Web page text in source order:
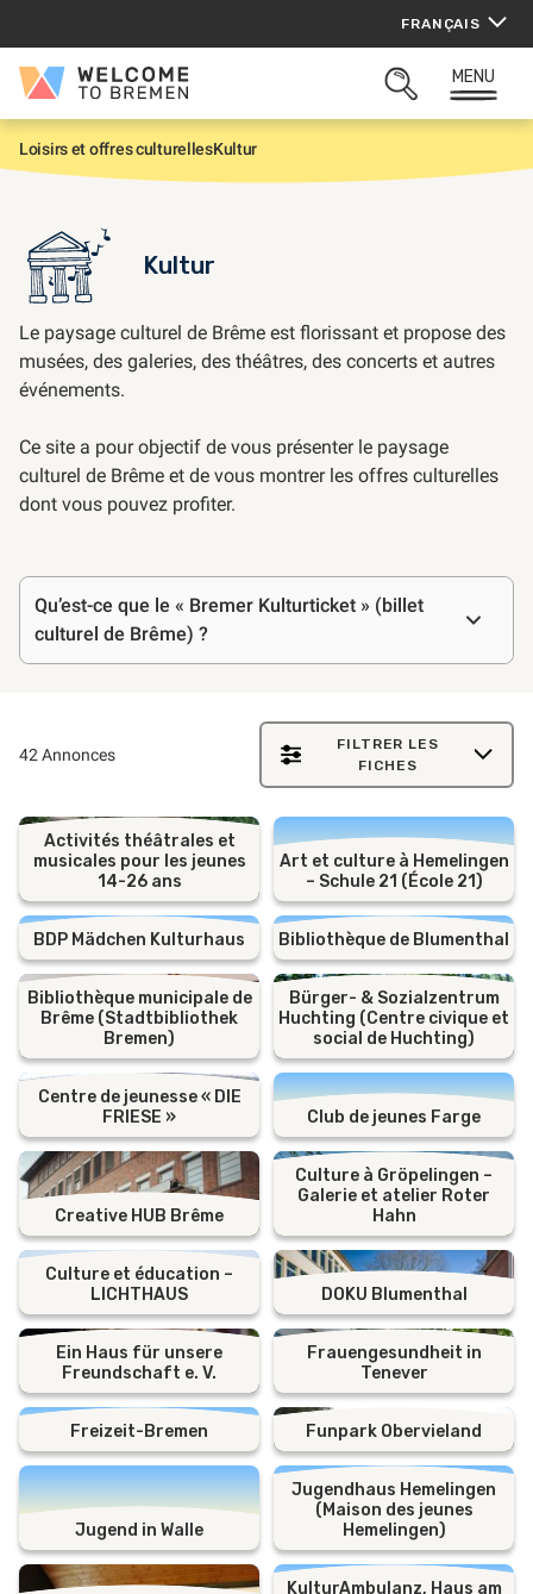
contenu
FRANÇAIS
Welcome
OUVRIR
RECHERCHE
MENU
A
c
Loisirs et offres culturellesKultur
Kultur
Le paysage culturel de Brême est florissant et propose des
musées, des galeries, des théâtres, des concerts et autres
événements.
Ce site a pour objectif de vous présenter le paysage
culturel de Brême et de vous montrer les offres culturelles
dont vous pouvez profiter.
Questions
fréquemment
posées
Qu’est-ce que le « Bremer Kulturticket » (billet
culturel de Brême) ?
42 Annonces
FILTRER LES
FICHES
Activités théâtrales et
musicales pour les jeunes
14-26 ans
Art et culture à Hemelingen
– Schule 21 (École 21)
BDP Mädchen Kulturhaus Bibliothèque de Blumenthal
Bibliothèque municipale de
Brême (Stadtbibliothek
Bremen)
Bürger- & Sozialzentrum
Huchting (Centre civique et
social de Huchting)
Centre de jeunesse « DIE
FRIESE »
Club de jeunes Farge
Creative HUB Brême
Culture à Gröpelingen –
Galerie et atelier Roter
Hahn
Culture et éducation –
LICHTHAUS
DOKU Blumenthal
Ein Haus für unsere
Freundschaft e. V.
Frauengesundheit in
Tenever
Freizeit-Bremen Funpark Obervieland
Jugend in Walle
Jugendhaus Hemelingen
(Maison des jeunes
Hemelingen)
KulturAmbulanz, Haus am